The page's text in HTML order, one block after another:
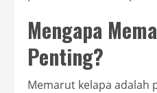
Mengapa
Penting?
Memarut kelapa adalah